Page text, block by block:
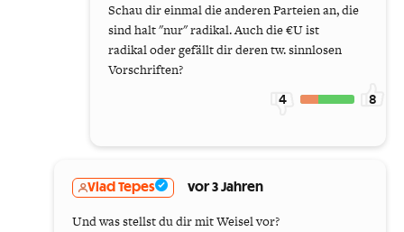
Schau dir einmal die anderen Parteien an, die
sind halt "nur" radikal. Auch die €U ist
radikal oder gefällt dir deren tw. sinnlosen
Vorschriften?
4 8
Vlad Tepes vor 3 Jahren
Und was stellst du dir mit Weisel vor?